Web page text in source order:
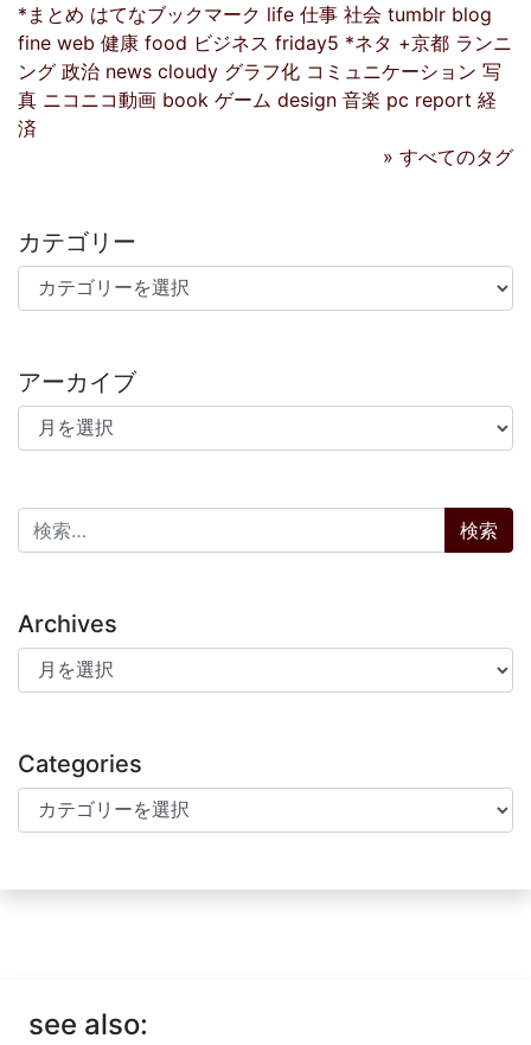
*まとめ はてなブックマーク life 仕事 社会 tumblr blog
fine web 健康 food ビジネス friday5 *ネタ +京都 ランニ
ング 政治 news cloudy グラフ化 コミュニケーション 写
真 ニコニコ動画 book ゲーム design 音楽 pc report 経
済
» すべてのタグ
カテゴリー
カテゴリー
アーカイブ
アーカイブ
検索:
Archives
Archives
Categories
Categories
see also: